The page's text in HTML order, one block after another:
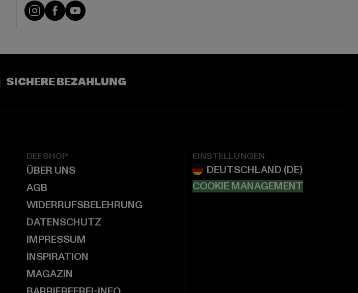
Instagram
FacebookYouTube
SICHERE BEZAHLUNG
DEFSHOP
ÜBER UNS
AGB
WIDERRUFSBELEHRUNG
DATENSCHUTZ
IMPRESSUM
INSPIRATION
MAGAZIN
EINSTELLUNGEN
COOKIE MANAGEMENT